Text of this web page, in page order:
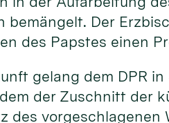
bemängelt. Der
des Papstes einen
gelang dem DPR
der Zuschnitt der
des